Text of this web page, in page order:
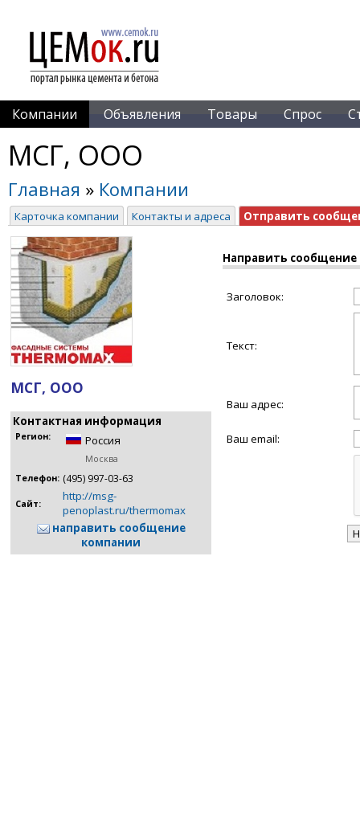
Компании Объявления Товары Спрос
МСГ, ООО
Главная » Компании
Карточка компании Контакты и адреса Отправить
МСГ, ООО
Контактная информация
Регион: Россия
Москва
Телефон: (495) 997-03-63
Сайт:
http://msg-
penoplast.ru/thermomax
направить сообщение
компании
Направить
Заголовок:
Текст:
Ваш адрес:
Ваш email: